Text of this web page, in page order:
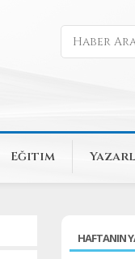
Eğitim
HAFTANIN